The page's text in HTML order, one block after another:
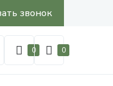
звонок
0 0